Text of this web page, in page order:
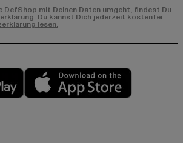
DefShop mit Deinen Daten umgeht, findest Du
Du kannst Dich jederzeit kostenfei
lesen.
Play market